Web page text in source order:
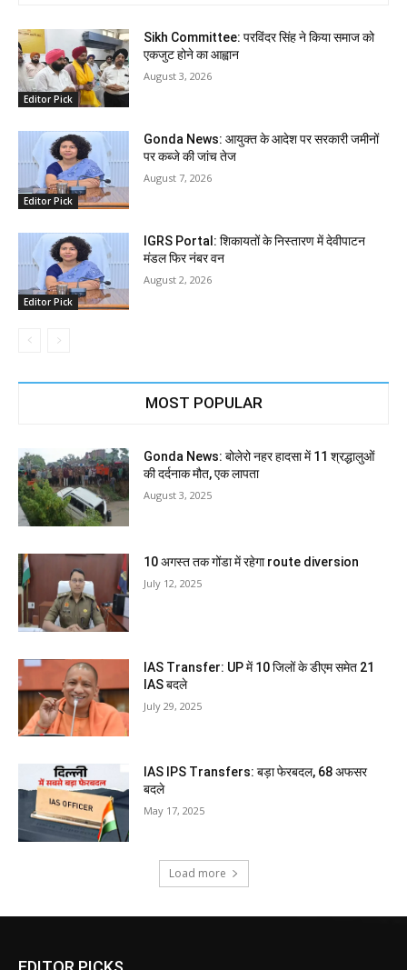
Editor Pick
Sikh Committee: परविंदर सिंह ने किया समाज को
एकजुट होने का आह्वान
August 3, 2026
Editor Pick
Gonda News: आयुक्त के आदेश पर सरकारी जमीनों
पर कब्जे की जांच तेज
August 7, 2026
Editor Pick
IGRS Portal: शिकायतों के निस्तारण में देवीपाटन
मंडल फिर नंबर वन
August 2, 2026
MOST POPULAR
Gonda News: बोलेरो नहर हादसा में 11 श्रद्धालुओं
की दर्दनाक मौत, एक लापता
August 3, 2025
10 अगस्त तक गोंडा में रहेगा route diversion
July 12, 2025
IAS Transfer: UP में 10 जिलों के डीएम समेत 21
IAS बदले
July 29, 2025
IAS IPS Transfers: बड़ा फेरबदल, 68 अफसर
बदले
May 17, 2025
Load more